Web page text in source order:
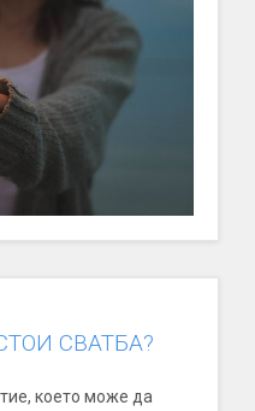
СВАТБА?
което може да